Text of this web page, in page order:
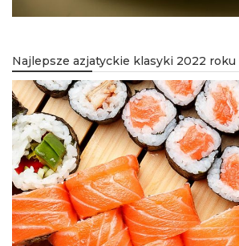
Najlepsze azjatyckie klasyki 2022 roku